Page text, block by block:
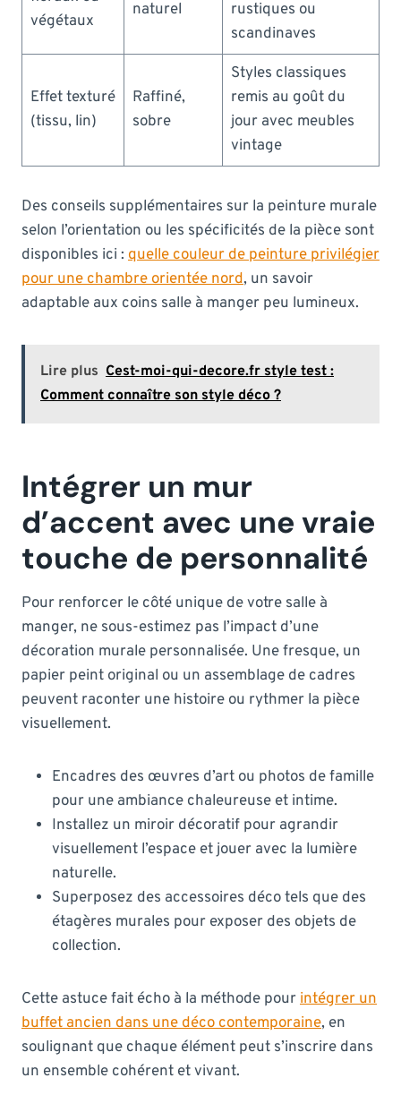
végétaux
naturel
rustiques ou
scandinaves
Effet texturé
(tissu, lin)
Raffiné,
sobre
Styles classiques
remis au goût du
jour avec meubles
vintage
Des conseils supplémentaires sur la peinture murale
selon l’orientation ou les spécificités de la pièce sont
disponibles ici : quelle couleur de peinture privilégier
pour une chambre orientée nord, un savoir
adaptable aux coins salle à manger peu lumineux.
Lire plus Cest-moi-qui-decore.fr style test :
Comment connaître son style déco ?
Intégrer un mur
d’accent avec une vraie
touche de personnalité
Pour renforcer le côté unique de votre salle à
manger, ne sous-estimez pas l’impact d’une
décoration murale personnalisée. Une fresque, un
papier peint original ou un assemblage de cadres
peuvent raconter une histoire ou rythmer la pièce
visuellement.
Encadres des œuvres d’art ou photos de famille
pour une ambiance chaleureuse et intime.
Installez un miroir décoratif pour agrandir
visuellement l’espace et jouer avec la lumière
naturelle.
Superposez des accessoires déco tels que des
étagères murales pour exposer des objets de
collection.
Cette astuce fait écho à la méthode pourintégrer un
buffet ancien dans une déco contemporaine, en
soulignant que chaque élément peut s’inscrire dans
un ensemble cohérent et vivant.